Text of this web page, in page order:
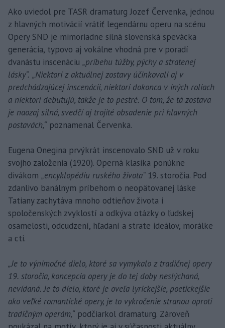
Ako uviedol pre TASR dramaturg Jozef Červenka, jednou
z hlavných motivácií vrátiť legendárnu operu na scénu
Opery SND je mimoriadne silná slovenská spevácka
generácia, typovo aj vokálne vhodná pre v poradí
dvanástu inscenáciu „príbehu túžby, pýchy a stratenej
lásky“. „Niektorí z aktuálnej zostavy účinkovali aj v
predchádzajúcej inscenácii, niektorí dokonca v iných roliach
a niektorí debutujú, takže je to pestré. O tom, že tá zostava
je naozaj silná, svedčí aj trojité obsadenie pri hlavných
postavách,“ poznamenal Červenka.
Eugena Onegina prvýkrát inscenovalo SND už v roku
svojho založenia (1920). Operná klasika ponúkne
divákom „encyklopédiu ruského života“ 19. storočia. Pod
zdanlivo banálnym príbehom o neopätovanej láske
Tatiany zachytáva mnoho odtieňov života i
spoločenských zvyklostí a odkýva otázky o ľudskej
osamelosti, odcudzení, hľadaní a strate ideálov, morálke
a cti.
„Je to výnimočné dielo, ktoré sa vymykalo z tradičnej opery
19. storočia, koncepcia opery je do tej doby neslýchaná,
nevídaná. Je to dielo, ktoré je oveľa lyrickejšie, poetickejšie
ako veľké romantické opery, je to vykročenie stranou oproti
tradičným operám,“ podčiarkol dramaturg. Zároveň